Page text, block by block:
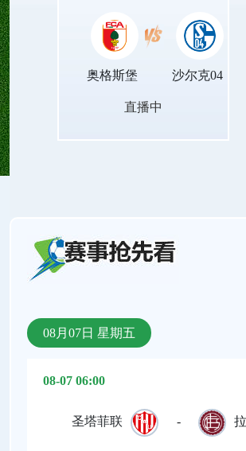
奥格斯堡 沙尔克04
直播中
08月07日 星期五
08-07 06:00
圣塔菲联 -